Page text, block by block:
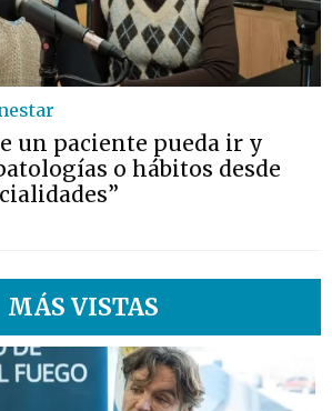
un paciente pueda ir y
o hábitos desde
MÁS VISTAS
1